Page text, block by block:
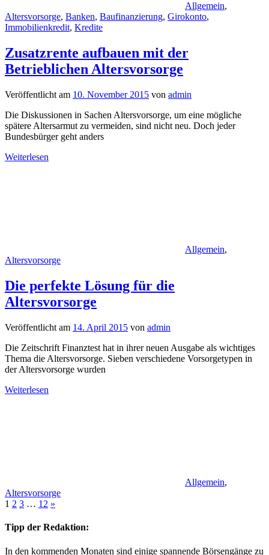
Allgemein,
Altersvorsorge, Banken, Baufinanzierung, Girokonto,
Immobilienkredit, Kredite
Zusatzrente aufbauen mit der
Betrieblichen Altersvorsorge
Veröffentlicht am 10. November 2015 von admin
Die Diskussionen in Sachen Altersvorsorge, um eine mögliche
spätere Altersarmut zu vermeiden, sind nicht neu. Doch jeder
Bundesbürger geht anders
Weiterlesen
Allgemein,
Altersvorsorge
Die perfekte Lösung für die
Altersvorsorge
Veröffentlicht am 14. April 2015 von admin
Die Zeitschrift Finanztest hat in ihrer neuen Ausgabe als wichtiges
Thema die Altersvorsorge. Sieben verschiedene Vorsorgetypen in
der Altersvorsorge wurden
Weiterlesen
Allgemein,
Altersvorsorge
Seitennummerierung
der
1 2 3 … 12 Nächste
»
Tipp der Redaktion:
In den kommenden Monaten sind einige spannende Börsengänge zu